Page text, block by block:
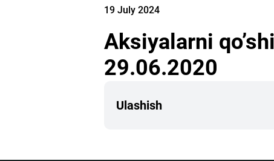
19 July 2024
Аksiyalarni
29.06.2020
Ulashish